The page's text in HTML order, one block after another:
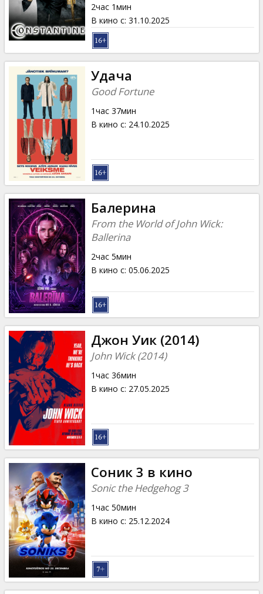
2час 1мин
В кино с: 31.10.2025
Удача
Good Fortune
1час 37мин
В кино с: 24.10.2025
Балерина
From the World of John Wick:
Ballerina
2час 5мин
В кино с: 05.06.2025
Джон Уик (2014)
John Wick (2014)
1час 36мин
В кино с: 27.05.2025
Соник 3 в кино
Sonic the Hedgehog 3
1час 50мин
В кино с: 25.12.2024